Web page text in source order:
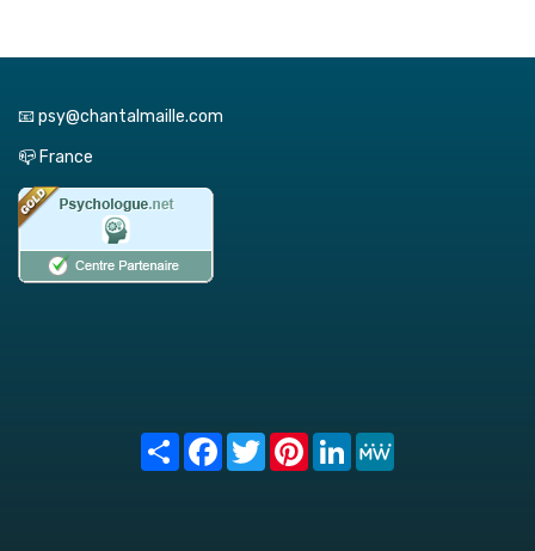
📧 psy@chantalmaille.com
📪 France
Share FacebookTwitterPinterest
LinkedIn